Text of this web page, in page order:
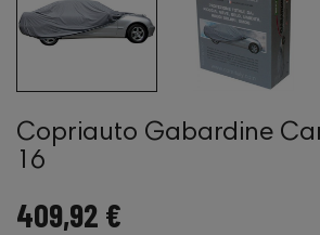
Copriauto Gabardine
16
409,92 €